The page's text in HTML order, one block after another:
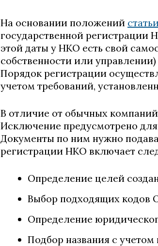
На основании положений
государственной
этой даты у НКО есть свой
собственности или управлении)
Порядок регистрации
учетом требований,
В отличие от обычных
Исключение предусмотрено
Документы по ним нужно
регистрации НКО включает
Определение целей
Выбор подходящих кодов
Определение
Подбор названия с